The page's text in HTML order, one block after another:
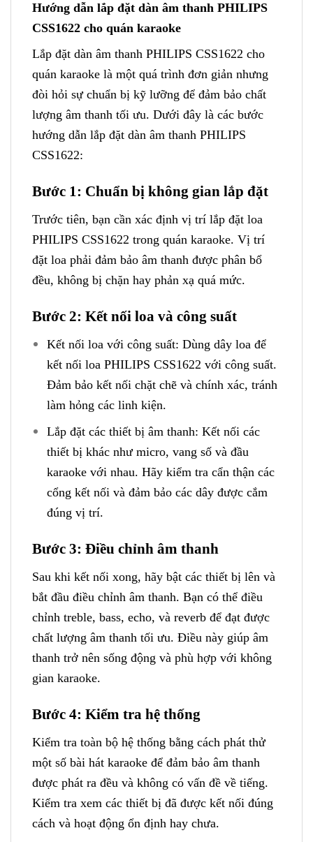
Hướng dẫn lắp đặt dàn âm thanh PHILIPS
CSS1622 cho quán karaoke
Lắp đặt dàn âm thanh PHILIPS CSS1622 cho
quán karaoke là một quá trình đơn giản nhưng
đòi hỏi sự chuẩn bị kỹ lưỡng để đảm bảo chất
lượng âm thanh tối ưu. Dưới đây là các bước
hướng dẫn lắp đặt dàn âm thanh PHILIPS
CSS1622:
Bước 1: Chuẩn bị không gian lắp đặt
Trước tiên, bạn cần xác định vị trí lắp đặt loa
PHILIPS CSS1622 trong quán karaoke. Vị trí
đặt loa phải đảm bảo âm thanh được phân bổ
đều, không bị chặn hay phản xạ quá mức.
Bước 2: Kết nối loa và công suất
Kết nối loa với công suất: Dùng dây loa để
kết nối loa PHILIPS CSS1622 với công suất.
Đảm bảo kết nối chặt chẽ và chính xác, tránh
làm hỏng các linh kiện.
Lắp đặt các thiết bị âm thanh: Kết nối các
thiết bị khác như micro, vang số và đầu
karaoke với nhau. Hãy kiểm tra cẩn thận các
cổng kết nối và đảm bảo các dây được cắm
đúng vị trí.
Bước 3: Điều chỉnh âm thanh
Sau khi kết nối xong, hãy bật các thiết bị lên và
bắt đầu điều chỉnh âm thanh. Bạn có thể điều
chỉnh treble, bass, echo, và reverb để đạt được
chất lượng âm thanh tối ưu. Điều này giúp âm
thanh trở nên sống động và phù hợp với không
gian karaoke.
Bước 4: Kiểm tra hệ thống
Kiểm tra toàn bộ hệ thống bằng cách phát thử
một số bài hát karaoke để đảm bảo âm thanh
được phát ra đều và không có vấn đề về tiếng.
Kiểm tra xem các thiết bị đã được kết nối đúng
cách và hoạt động ổn định hay chưa.